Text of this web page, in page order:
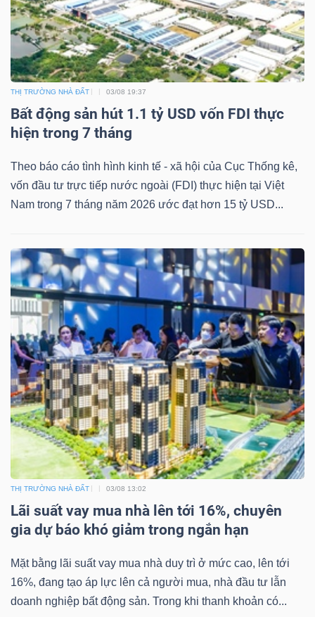
THỊ TRƯỜNG NHÀ ĐẤT 03/08 19:37
Bất động sản hút 1.1 tỷ USD vốn FDI thực
hiện trong 7 tháng
Theo báo cáo tình hình kinh tế - xã hội của Cục Thống kê,
vốn đầu tư trực tiếp nước ngoài (FDI) thực hiện tại Việt
Nam trong 7 tháng năm 2026 ước đạt hơn 15 tỷ USD...
THỊ TRƯỜNG NHÀ ĐẤT 03/08 13:02
Lãi suất vay mua nhà lên tới 16%, chuyên
gia dự báo khó giảm trong ngắn hạn
Mặt bằng lãi suất vay mua nhà duy trì ở mức cao, lên tới
16%, đang tạo áp lực lên cả người mua, nhà đầu tư lẫn
doanh nghiệp bất động sản. Trong khi thanh khoản có...